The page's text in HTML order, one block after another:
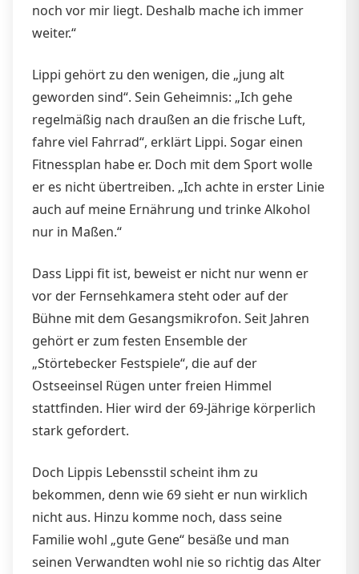
noch vor mir liegt. Deshalb mache ich immer
weiter.“
Lippi gehört zu den wenigen, die „jung alt
geworden sind“. Sein Geheimnis: „Ich gehe
regelmäßig nach draußen an die frische Luft,
fahre viel Fahrrad“, erklärt Lippi. Sogar einen
Fitnessplan habe er. Doch mit dem Sport wolle
er es nicht übertreiben. „Ich achte in erster Linie
auch auf meine Ernährung und trinke Alkohol
nur in Maßen.“
Dass Lippi fit ist, beweist er nicht nur wenn er
vor der Fernsehkamera steht oder auf der
Bühne mit dem Gesangsmikrofon. Seit Jahren
gehört er zum festen Ensemble der
„Störtebecker Festspiele“, die auf der
Ostseeinsel Rügen unter freien Himmel
stattfinden. Hier wird der 69-Jährige körperlich
stark gefordert.
Doch Lippis Lebensstil scheint ihm zu
bekommen, denn wie 69 sieht er nun wirklich
nicht aus. Hinzu komme noch, dass seine
Familie wohl „gute Gene“ besäße und man
seinen Verwandten wohl nie so richtig das Alter